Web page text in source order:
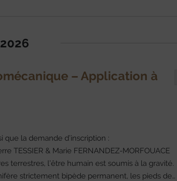
– Application à
la demande d’inscription :
& Marie FERNANDEZ-MORFOUACE
terrestres, l’être humain est soumis à la gravité.
strictement bipède permanent, les pieds de…